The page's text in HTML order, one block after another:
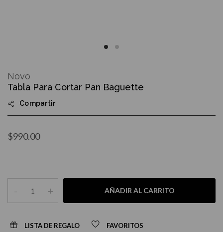
the
beginning
the
images
Tabla Para Cortar Pan Baguette
Compartir
$990.00
- + AÑADIR AL CARRITO
LISTA DE REGALO FAVORITOS
Novo